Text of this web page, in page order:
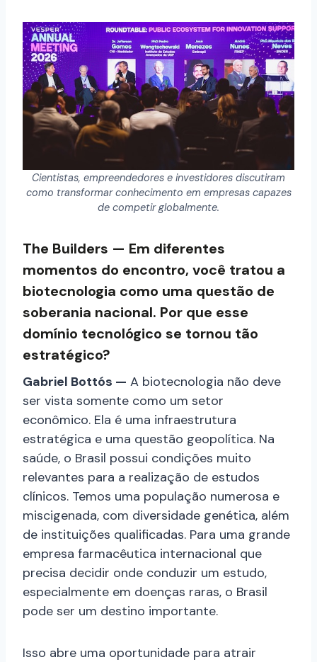
Cientistas, empreendedores e investidores discutiram
como transformar conhecimento em empresas capazes
de competir globalmente.
The Builders — Em diferentes
momentos do encontro, você tratou a
biotecnologia como uma questão de
soberania nacional. Por que esse
domínio tecnológico se tornou tão
estratégico?
Gabriel Bottós — A biotecnologia não deve
ser vista somente como um setor
econômico. Ela é uma infraestrutura
estratégica e uma questão geopolítica. Na
saúde, o Brasil possui condições muito
relevantes para a realização de estudos
clínicos. Temos uma população numerosa e
miscigenada, com diversidade genética, além
de instituições qualificadas. Para uma grande
empresa farmacêutica internacional que
precisa decidir onde conduzir um estudo,
especialmente em doenças raras, o Brasil
pode ser um destino importante.
Isso abre uma oportunidade para atrair